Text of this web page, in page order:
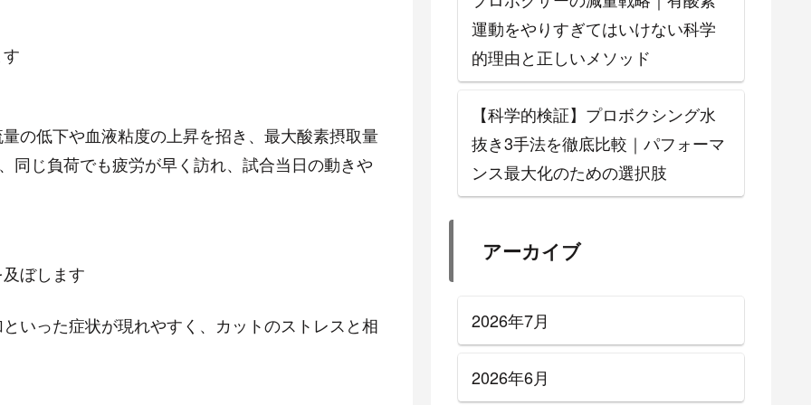
の低下や血液粘度の上昇を招き、最大酸素摂取量
同じ負荷でも疲労が早く訪れ、試合当日の動きや
ぼします
いった症状が現れやすく、カットのストレスと相
運動をやりすぎてはいけない科学
的理由と正しいメソッド
【科学的検証】プロボクシング水
抜き3手法を徹底比較｜パフォーマ
ンス最大化のための選択肢
アーカイブ
2026年7月
2026年6月